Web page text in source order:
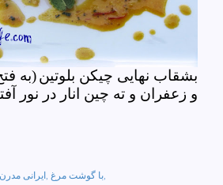
بشقاب نهایی چیکن بلوتین(به
و زعفران و ته چین انار در نور
ایرانی مدرن با گوشت مرغ